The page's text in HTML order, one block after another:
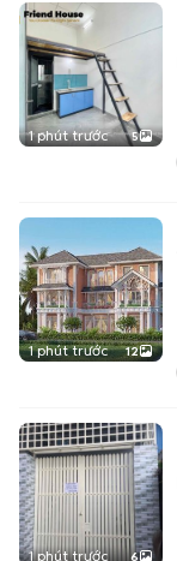
1 phút trước 5
1 phút trước 12
1 phút trước 6